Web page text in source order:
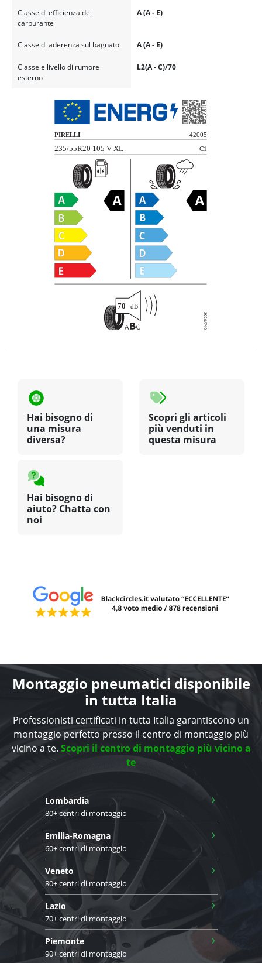
Classe di efficienza del
carburante
A (A - E)
Classe di aderenza sul bagnato A (A - E)
Classe e livello di rumore
esterno
L2(A - C)/70
Hai bisogno di
una misura
diversa?
Scopri gli articoli
più venduti in
questa misura
Hai bisogno di
aiuto? Chatta con
noi
Montaggio pneumatici disponibile
in tutta Italia
Professionisti certificati in tutta Italia garantiscono un
montaggio perfetto presso il centro di montaggio più
vicino a te. Scopri il centro di montaggio più vicino a
te
Lombardia
80+ centri di montaggio
›
Emilia-Romagna
60+ centri di montaggio
›
Veneto
80+ centri di montaggio
›
Lazio
70+ centri di montaggio
›
Piemonte
90+ centri di montaggio
›